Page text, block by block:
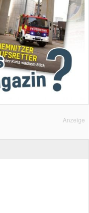
Anzeige